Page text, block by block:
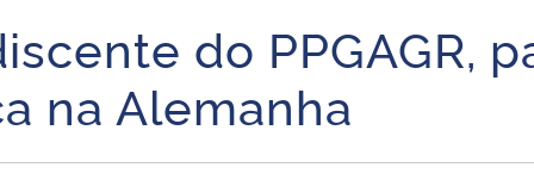
Advocacia-Geral da União Banco Central do Brasil
do PPGAGR,
na Alemanha